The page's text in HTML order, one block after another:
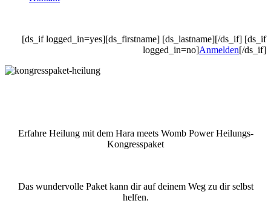
[ds_if logged_in=yes][ds_firstname] [ds_lastname][/ds_if] [ds_if
logged_in=no]Anmelden[/ds_if]
Erfahre Heilung mit dem Hara meets Womb Power Heilungs-
Kongresspaket
Das wundervolle Paket kann dir auf deinem Weg zu dir selbst
helfen.